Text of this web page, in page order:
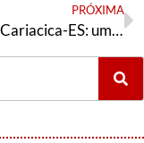
PRÓXIMA
Eleições Cariacica-ES: uma vitória política